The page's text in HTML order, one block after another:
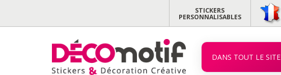
STICKERS
PERSONNALISABLES
DANS TOUT LE SITE